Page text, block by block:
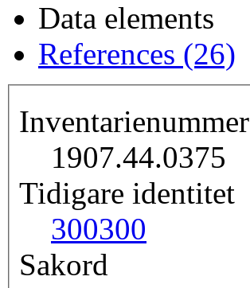
Data elements
References (26)
Inventarienummer
1907.44.0375
Tidigare identitet
300300
Sakord